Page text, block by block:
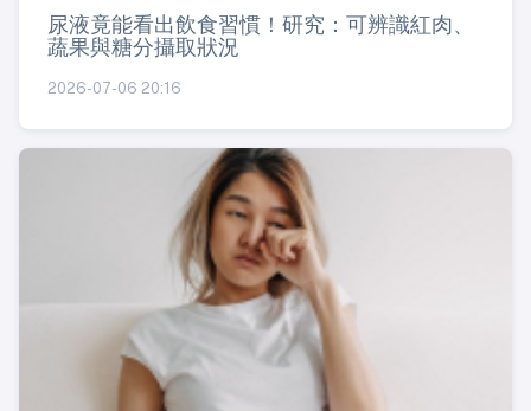
尿液竟能看出飲食習慣！研究：可辨識紅肉、
蔬果與糖分攝取狀況
2026-07-06 20:16